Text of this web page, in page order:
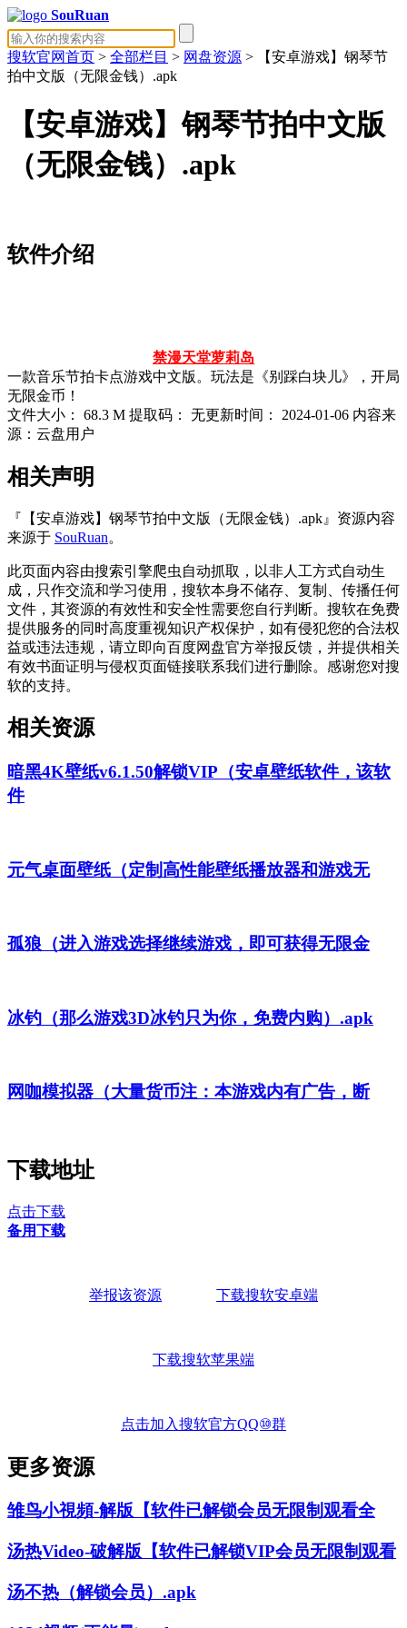
SouRuan
搜软官网首页 > 全部栏目 > 网盘资源 > 【安卓游戏】钢琴节
拍中文版（无限金钱）.apk
【安卓游戏】钢琴节拍中文版
（无限金钱）.apk
软件介绍
禁漫天堂萝莉岛
一款音乐节拍卡点游戏中文版。玩法是《别踩白块儿》，开局
无限金币！
文件大小：
68.3 M 提取码： 无更新时间： 2024-01-06 内容来
源：云盘用户
相关声明
『【安卓游戏】钢琴节拍中文版（无限金钱）.apk』资源内容
来源于 SouRuan。
此页面内容由搜索引擎爬虫自动抓取，以非人工方式自动生
成，只作交流和学习使用，搜软本身不储存、复制、传播任何
文件，其资源的有效性和安全性需要您自行判断。搜软在免费
提供服务的同时高度重视知识产权保护，如有侵犯您的合法权
益或违法违规，请立即向百度网盘官方举报反馈，并提供相关
有效书面证明与侵权页面链接联系我们进行删除。感谢您对搜
软的支持。
相关资源
暗黑4K壁纸v6.1.50解锁VIP（安卓壁纸软件，该软
件
元气桌面壁纸（定制高性能壁纸播放器和游戏无
孤狼（进入游戏选择继续游戏，即可获得无限金
冰钓（那么游戏3D冰钓只为你，免费内购）.apk
网咖模拟器（大量货币注：本游戏内有广告，断
下载地址
点击下载
备用下载
举报该资源 下载搜软安卓端
下载搜软苹果端
点击加入搜软官方QQ⑩群
更多资源
雏鸟小視頻-解版【软件已解锁会员无限制观看全
汤热Video-破解版【软件已解锁VIP会员无限制观看
汤不热（解锁会员）.apk